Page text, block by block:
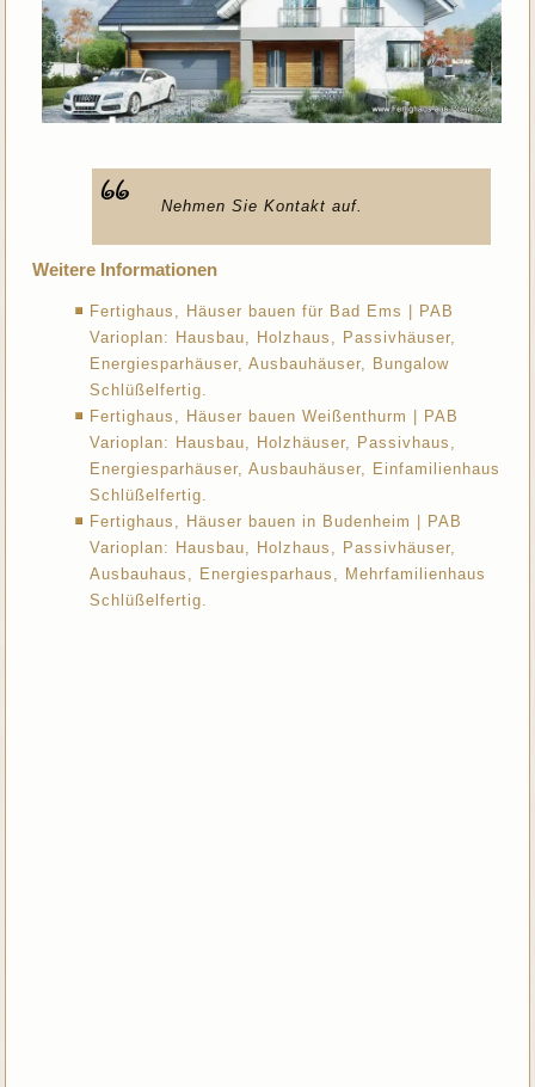
Nehmen Sie Kontakt auf.
Weitere Informationen
Fertighaus, Häuser bauen für Bad Ems | PAB
Varioplan: Hausbau, Holzhaus, Passivhäuser,
Energiesparhäuser, Ausbauhäuser, Bungalow
Schlüßelfertig.
Fertighaus, Häuser bauen Weißenthurm | PAB
Varioplan: Hausbau, Holzhäuser, Passivhaus,
Energiesparhäuser, Ausbauhäuser, Einfamilienhaus
Schlüßelfertig.
Fertighaus, Häuser bauen in Budenheim | PAB
Varioplan: Hausbau, Holzhaus, Passivhäuser,
Ausbauhaus, Energiesparhaus, Mehrfamilienhaus
Schlüßelfertig.